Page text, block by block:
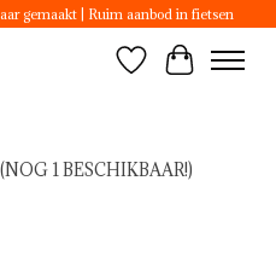
gemaakt | Ruim aanbod in fietsen
Verlanglijst
1 BESCHIKBAAR!)